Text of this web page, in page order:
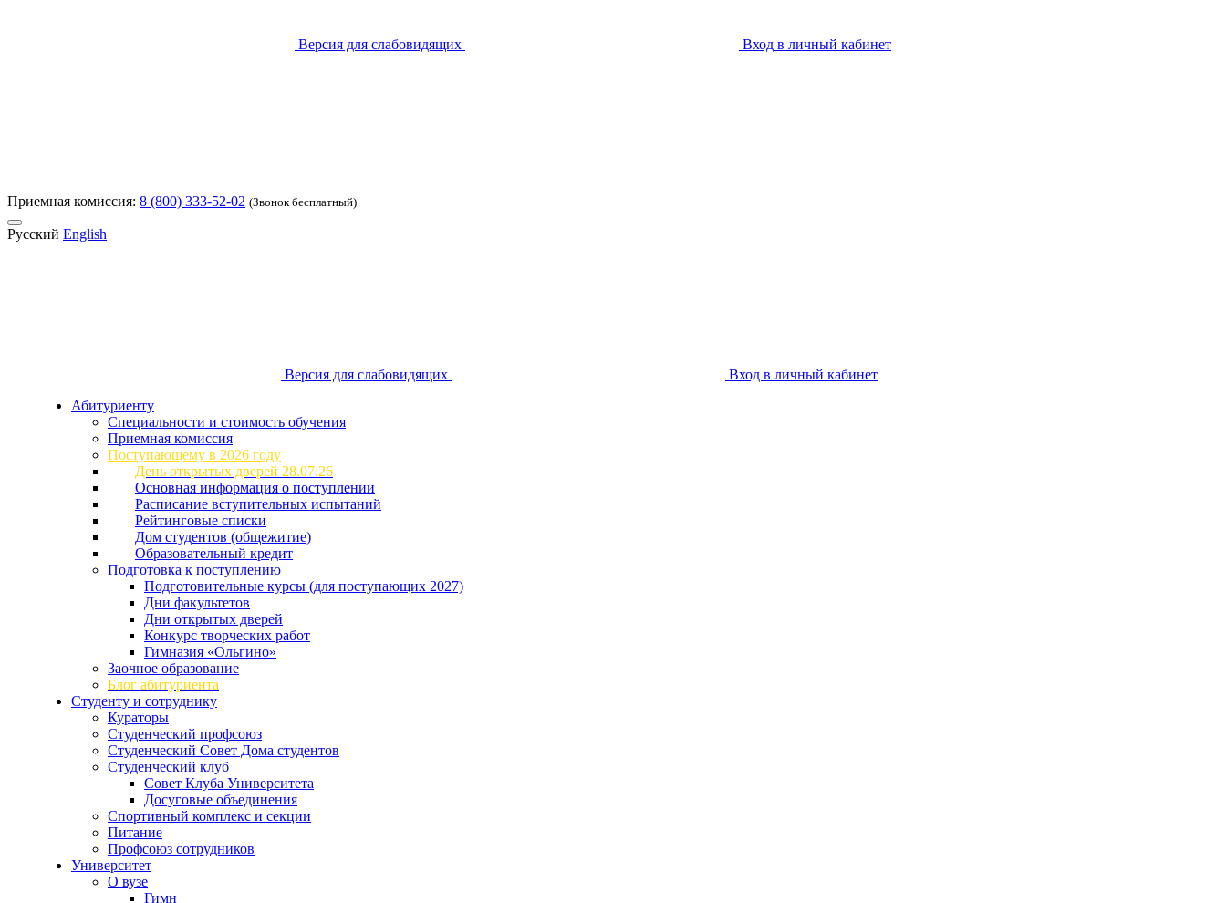
Версия для слабовидящих Вход в личный кабинет
Приемная комиссия: 8 (800) 333-52-02 (Звонок бесплатный)
Русский English
Версия для слабовидящих
Вход в личный кабинет
Абитуриенту
Специальности и стоимость обучения
Приемная комиссия
Поступающему в 2026 году
День открытых дверей 28.07.26
Основная информация о поступлении
Расписание вступительных испытаний
Рейтинговые списки
Дом студентов (общежитие)
Образовательный кредит
Подготовка к поступлению
Подготовительные курсы (для поступающих 2027)
Дни факультетов
Дни открытых дверей
Конкурс творческих работ
Гимназия «Ольгино»
Заочное образование
Блог абитуриента
Студенту и сотруднику
Кураторы
Студенческий профсоюз
Студенческий Совет Дома студентов
Студенческий клуб
Совет Клуба Университета
Досуговые объединения
Спортивный комплекс и секции
Питание
Профсоюз сотрудников
Университет
О вузе
Гимн